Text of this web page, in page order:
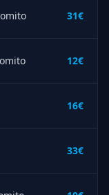
31€
12€
16€
33€